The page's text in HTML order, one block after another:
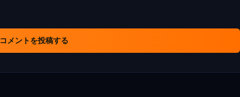
コメントを投稿する